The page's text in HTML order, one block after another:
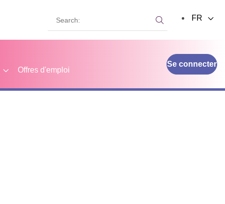
Offres d'emploi
Se connecter
Search:
FR